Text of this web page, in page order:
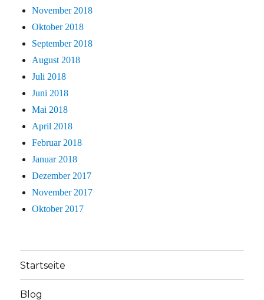
November 2018
Oktober 2018
September 2018
August 2018
Juli 2018
Juni 2018
Mai 2018
April 2018
Februar 2018
Januar 2018
Dezember 2017
November 2017
Oktober 2017
Startseite
Blog